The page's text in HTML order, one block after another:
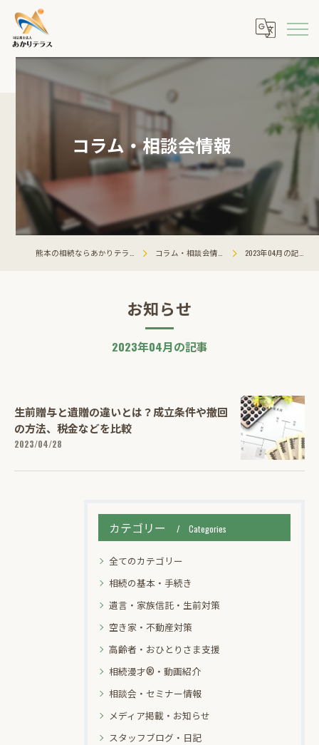
コラム・相談会情報
コラム・相談会情報 2023年04月の記事
お知らせ
2023年04月の記事
生前贈与と遺贈の違いとは？成立条件や撤回
の方法、税金などを比較
2023/04/28
カテゴリー Categories
全てのカテゴリー
相続の基本・手続き
遺言・家族信託・生前対策
空き家・不動産対策
高齢者・おひとりさま支援
相続漫才®・動画紹介
相談会・セミナー情報
メディア掲載・お知らせ
スタッフブログ・日記